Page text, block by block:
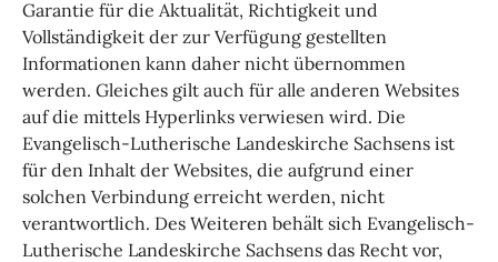
Garantie für die Aktualität, Richtigkeit und
Vollständigkeit der zur Verfügung gestellten
Informationen kann daher nicht übernommen
werden. Gleiches gilt auch für alle anderen Websites
auf die mittels Hyperlinks verwiesen wird. Die
Evangelisch-Lutherische Landeskirche Sachsens ist
für den Inhalt der Websites, die aufgrund einer
solchen Verbindung erreicht werden, nicht
verantwortlich. Des Weiteren behält sich Evangelisch-
Lutherische Landeskirche Sachsens das Recht vor,